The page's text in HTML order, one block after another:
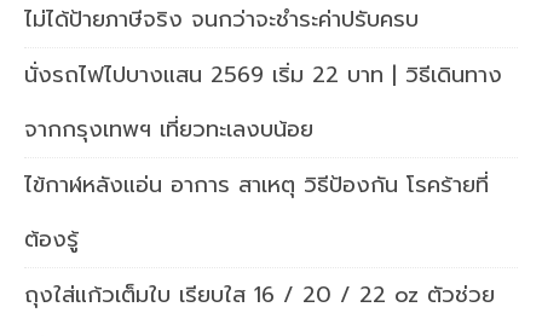
ไม่ได้ป้ายภาษีจริง จนกว่าจะชำระค่าปรับครบ
นั่งรถไฟไปบางแสน 2569 เริ่ม 22 บาท | วิธีเดินทาง
จากกรุงเทพฯ เที่ยวทะเลงบน้อย
ไข้กาฬหลังแอ่น อาการ สาเหตุ วิธีป้องกัน โรคร้ายที่
ต้องรู้
ถุงใส่แก้วเต็มใบ เรียบใส 16 / 20 / 22 oz ตัวช่วย